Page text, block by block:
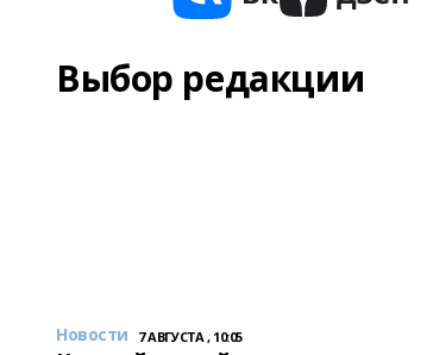
Выбор редакции
Новости 7 АВГУСТА , 10:05